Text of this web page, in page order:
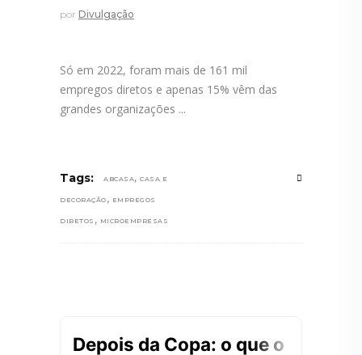
por Divulgação
Só em 2022, foram mais de 161 mil
empregos diretos e apenas 15% vêm das
grandes organizações
Tags: ABCASA, CASA E
DECORAÇÃO , EMPREGOS
DIRETOS , MICROEMPRESAS